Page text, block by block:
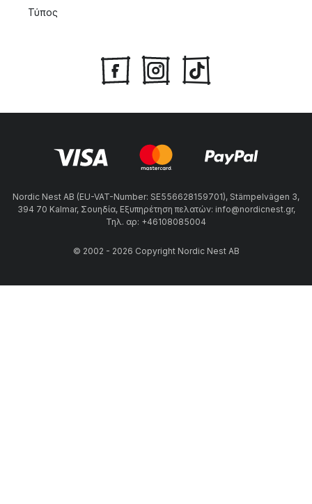
Τύπος
Nordic Nest AB (EU-VAT-Number: SE556628159701), Stämpelvägen 3,
394 70 Kalmar, Σουηδία, Εξυπηρέτηση πελατών: info@nordicnest.gr,
Τηλ. αρ: +46108085004
© 2002 - 2026 Copyright Nordic Nest AB